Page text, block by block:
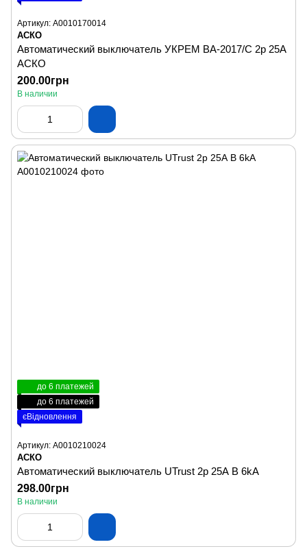
Артикул: A0010170014
АСКО
Автоматический выключатель УКРЕМ ВА-2017/С 2р 25А
АСКО
200.00грн
В наличии
до 6 платежей
до 6 платежей
єВідновлення
Артикул: A0010210024
АСКО
Автоматический выключатель UTrust 2р 25А B 6kА
298.00грн
В наличии